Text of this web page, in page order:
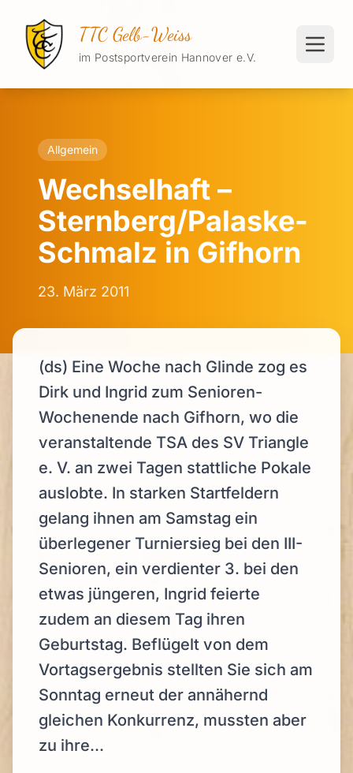
TTC Gelb-Weiss
im Postsportverein Hannover e.V.
Allgemein
Wechselhaft –
Sternberg/Palaske-
Schmalz in Gifhorn
23. März 2011
(ds) Eine Woche nach Glinde zog es
Dirk und Ingrid zum Senioren-
Wochenende nach Gifhorn, wo die
veranstaltende TSA des SV Triangle
e. V. an zwei Tagen stattliche Pokale
auslobte. In starken Startfeldern
gelang ihnen am Samstag ein
überlegener Turniersieg bei den III-
Senioren, ein verdienter 3. bei den
etwas jüngeren, Ingrid feierte
zudem an diesem Tag ihren
Geburtstag. Beflügelt von dem
Vortagsergebnis stellten Sie sich am
Sonntag erneut der annähernd
gleichen Konkurrenz, mussten aber
zu ihre...